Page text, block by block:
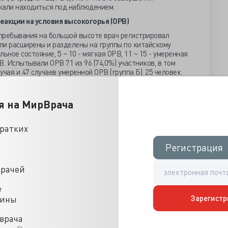
на МирВрача
Регистрация
Регистрация
находиться под наблюдением.
на условия высокогорья (ОРВ)
на большой высоте врач регистрировал
расширены и разделены на группы по китайскому
состояние, 5 ~ 10 - мягкая ОРВ, 11 ~ 15 - умеренная
ОРВ 71 из 96 (74,0%) участников, в том
и 47 случаев умеренной ОРВ (группа Б). 25 человек
в соответствии со стандартными
утром натощак, измерения проводились на
программное обеспечение SPSS. Различия p
пребывания в условиях высокогорья
артерии(ДЛА) и индекс миокардиальной
как фракция выброса левого желудочка и фракция
уменьшились. Эти изменения положительно
после возвращения на прежнюю высоту уровни ДЛА,
укорочения левого желудочка вернулись на тот
но индекс Tei по-прежнему оставался значительно
высоте концентрация креатинкиназы изоформы MB